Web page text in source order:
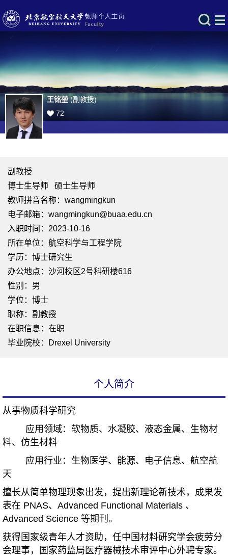
王铭堃(副教授)
72
副教授
博士生导师 硕士生导师
教师拼音名称：wangmingkun
电子邮箱： wangmingkun@buaa.edu.cn
入职时间：2023-10-16
所在单位：航空科学与工程学院
学历：博士研究生
办公地点：沙河校区2号科研楼616
性别：男
学位：博士
职称：副教授
在职信息：在职
毕业院校：Drexel University
个人简介
从事物质科学研究
应用领域：软物质、水凝胶、液态金属、生物材
料、仿生材料
应用行业：生物医学、能源、电子信息、航空航
天
擅长从简单物理现象出发，提出新理论新技术，成果发
表在 PNAS、Advanced Functional Materials 、
Advanced Science 等期刊。
获得国家级青年人才资助，任中国材料研究学会疲劳分
会理事，国家药监局医疗器械技术审评中心外聘专家。